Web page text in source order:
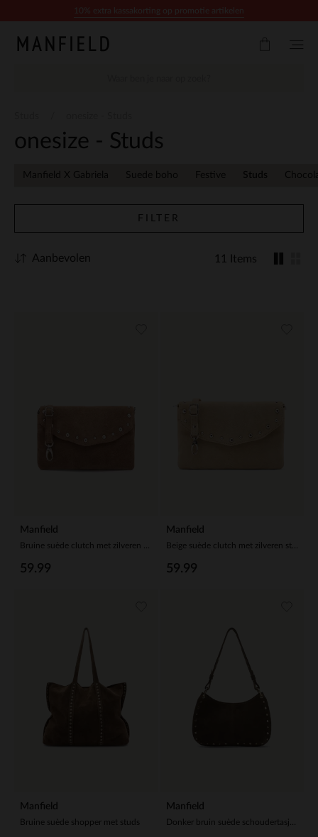
onesize - Studs
Manfield X Gabriela Suede boho Festive Studs
FILTER
11 Items
Aanbevolen
Manfield
59.99
Manfield
59.99
Manfield
Bruine suède shopper met studs
Manfield